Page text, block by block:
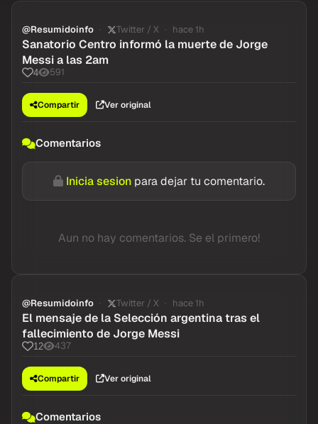
@Resumidoinfo Twitter / X hace 1h
Sanatorio Centro informó la muerte de Jorge
Messi a las 2am
4 591
Compartir Ver original
Comentarios
Inicia sesion para dejar tu comentario.
Aun no hay comentarios. Se el primero!
@Resumidoinfo Twitter / X hace 1h
El mensaje de la Selección argentina tras el
fallecimiento de Jorge Messi
12 437
Compartir Ver original
Comentarios